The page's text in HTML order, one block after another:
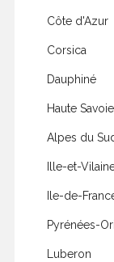
Côte d'Azur
Corsica
Dauphiné
Haute Savoie
Alpes du
Ille-et-
Ile-de-
Pyrénées-
Luberon